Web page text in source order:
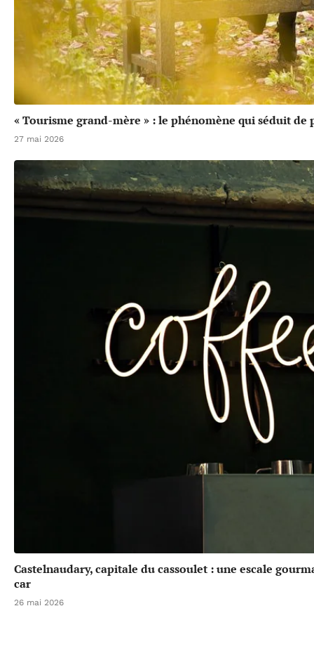
« Tourisme grand-mère » : le phénomène qui séduit de
27 mai 2026
Castelnaudary, capitale du cassoulet : une escale
car
26 mai 2026